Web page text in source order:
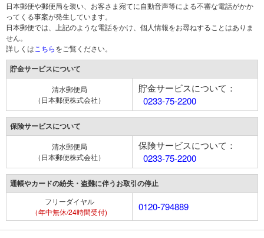
日本郵便や郵便局を装い、お客さま宛てに自動音声等による不審な電話がかか
ってくる事案が発生しています。
日本郵便では、上記のような電話をかけ、個人情報をお尋ねすることはありま
せん。
詳しくは こちらをご覧ください。
貯金サービスについて
清水郵便局
（日本郵便株式会社）
貯金サービスについて：
0233-75-2200
保険サービスについて
清水郵便局
（日本郵便株式会社）
保険サービスについて：
0233-75-2200
通帳やカードの紛失・盗難に伴うお取引の停止
フリーダイヤル
（年中無休/24時間受付)
0120-794889